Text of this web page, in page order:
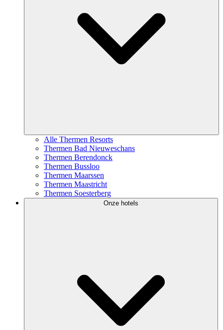
Alle Thermen Resorts
Thermen Bad Nieuweschans
Thermen Berendonck
Thermen Bussloo
Thermen Maarssen
Thermen Maastricht
Thermen Soesterberg
Onze hotels